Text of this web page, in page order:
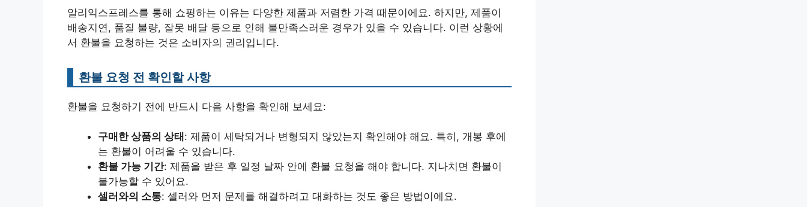
알리익스프레스를 통해 쇼핑하는 이유는 다양한 제품과 저렴한 가격 때문이에요. 하지만, 제품이
배송지연, 품질 불량, 잘못 배달 등으로 인해 불만족스러운 경우가 있을 수 있습니다. 이런 상황에
서 환불을 요청하는 것은 소비자의 권리입니다.
환불 요청 전 확인할 사항
환불을 요청하기 전에 반드시 다음 사항을 확인해 보세요:
구매한 상품의 상태 : 제품이 세탁되거나 변형되지 않았는지 확인해야 해요. 특히, 개봉 후에
는 환불이 어려울 수 있습니다.
환불 가능 기간: 제품을 받은 후 일정 날짜 안에 환불 요청을 해야 합니다. 지나치면 환불이
불가능할 수 있어요.
셀러와의 소통: 셀러와 먼저 문제를 해결하려고 대화하는 것도 좋은 방법이에요.